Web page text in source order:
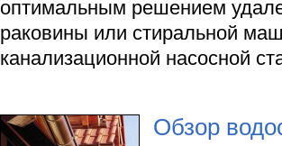
оптимальным решением
раковины или стиральной
канализационной насосной
Обзор